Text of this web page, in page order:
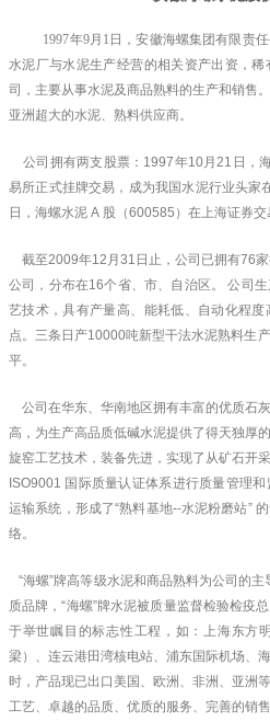
1997年9月1日，安徽海螺集团有限责
水泥厂与水泥生产经营的相关资产出资，
司，主要从事水泥及商品熟料的生产和销售。
亚洲超大的水泥、熟料供应商。
公司拥有两支股票：1997年10月21日，
易所正式挂牌交易，成为我国水泥行业头家
日，海螺水泥 A 股（600585）在上海证券交
截至2009年12月31日止，公司已拥有76
公司，分布在16个省、市、自治区。 公司
艺技术，具有产量高、能耗低、自动化程
点。三条日产10000吨新型干法水泥熟料生
平。
公司在华东、华南地区拥有丰富的优质石
高，为生产高品质低碱水泥提供了得天独厚
旋窑工艺技术，装备先进，实现了从矿石开
ISO9001 国际质量认证体系进行质量管理
运输系统，形成了“熟料基地--水泥粉磨站”
络。
“海螺”牌高等级水泥和商品熟料为公司的主
质品牌，“海螺”牌水泥被质量监督检验检疫
于举世瞩目的标志性工程，如：上海东方
梁）、连云港田湾核电站、浦东国际机场、
时，产品现已出口美国、欧洲、非洲、亚洲
工艺、卓越的品质、优质的服务、完善的销